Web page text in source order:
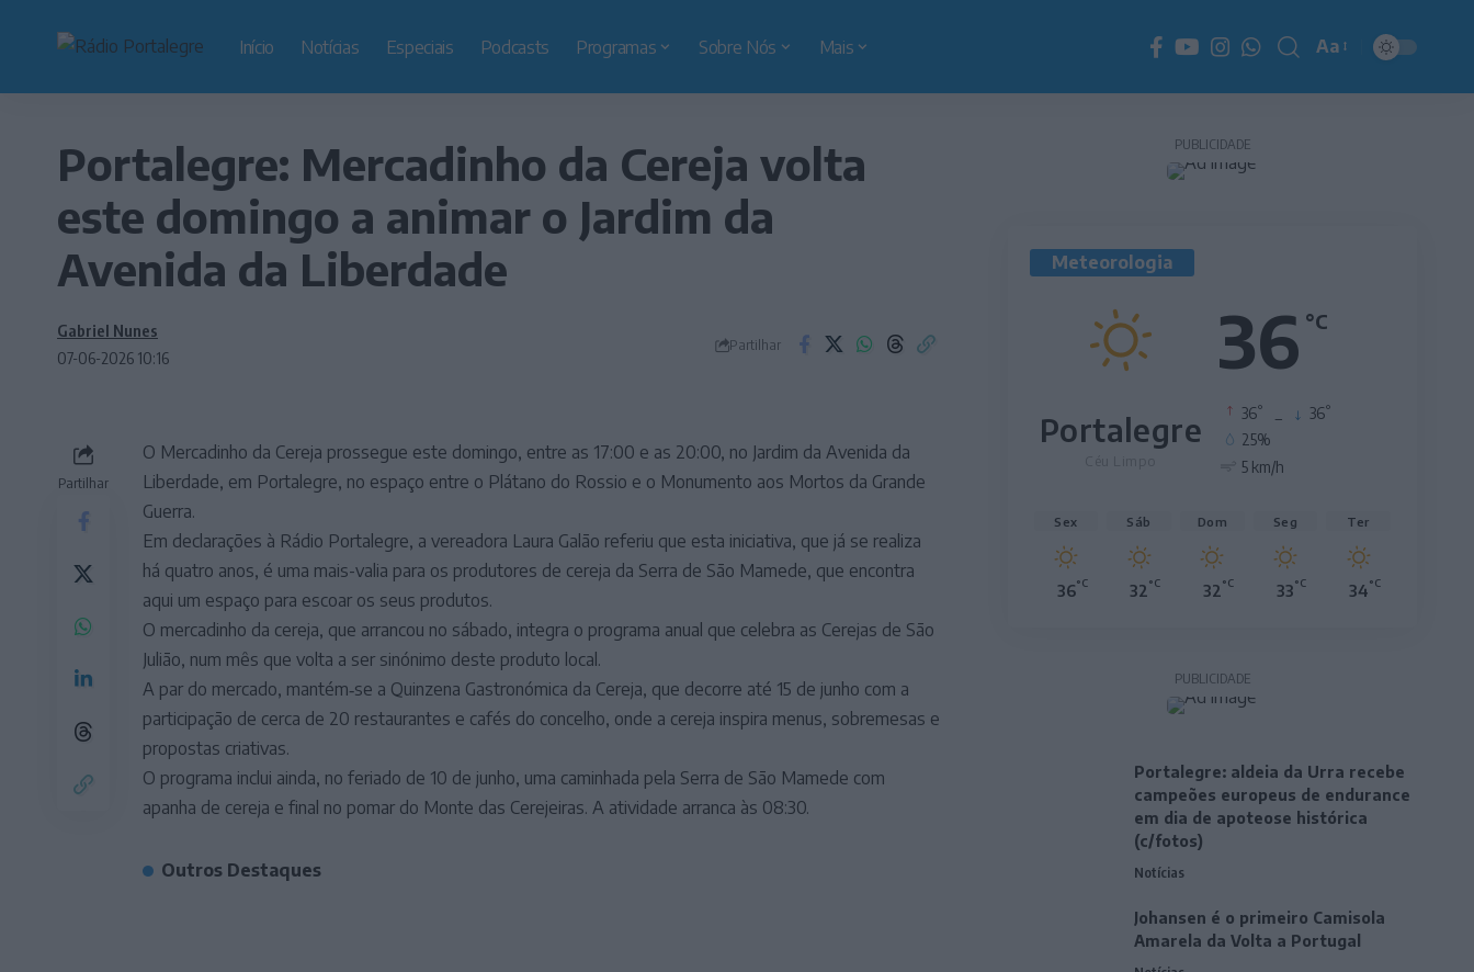
Início Notícias Especiais Podcasts Programas Sobre Nós Mais
Redimensionador
de
Aa
Portalegre: Mercadinho da Cereja volta
este domingo a animar o Jardim da
Avenida da Liberdade
07-06-2026 10:16
Gabriel Nunes
Partilhar
Partilhar
O Mercadinho da Cereja prossegue este domingo, entre as 17:00 e as 20:00, no Jardim da Avenida da
Liberdade, em Portalegre, no espaço entre o Plátano do Rossio e o Monumento aos Mortos da Grande
Guerra.
Em declarações à Rádio Portalegre, a vereadora Laura Galão referiu que esta iniciativa, que já se realiza
há quatro anos, é uma mais-valia para os produtores de cereja da Serra de São Mamede, que encontra
aqui um espaço para escoar os seus produtos.
O mercadinho da cereja, que arrancou no sábado, integra o programa anual que celebra as Cerejas de São
Julião, num mês que volta a ser sinónimo deste produto local.
A par do mercado, mantém‑se a Quinzena Gastronómica da Cereja, que decorre até 15 de junho com a
participação de cerca de 20 restaurantes e cafés do concelho, onde a cereja inspira menus, sobremesas e
propostas criativas.
O programa inclui ainda, no feriado de 10 de junho, uma caminhada pela Serra de São Mamede com
apanha de cereja e final no pomar do Monte das Cerejeiras. A atividade arranca às 08:30.
Outros Destaques
PUBLICIDADE
Meteorologia
36 °C
Portalegre 36° 36°
25%
5 km/h
Sex
36°C
Sáb
32°C
Dom
32°C
Seg
33°C
Ter
34°C
PUBLICIDADE
Portalegre: aldeia da Urra recebe
campeões europeus de endurance
em dia de apoteose histórica
(c/fotos)
Notícias
Johansen é o primeiro Camisola
Amarela da Volta a Portugal